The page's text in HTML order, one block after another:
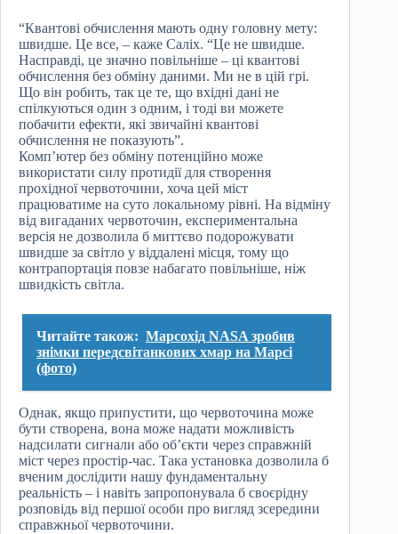
“Квантові обчислення мають одну головну мету:
швидше. Це все, – каже Саліх. “Це не швидше.
Насправді, це значно повільніше – ці квантові
обчислення без обміну даними. Ми не в цій грі.
Що він робить, так це те, що вхідні дані не
спілкуються один з одним, і тоді ви можете
побачити ефекти, які звичайні квантові
обчислення не показують”.
Комп’ютер без обміну потенційно може
використати силу протидії для створення
прохідної червоточини, хоча цей міст
працюватиме на суто локальному рівні. На відміну
від вигаданих червоточин, експериментальна
версія не дозволила б миттєво подорожувати
швидше за світло у віддалені місця, тому що
контрапортація повзе набагато повільніше, ніж
швидкість світла.
Читайте також: Марсохід NASA зробив
знімки передсвітанкових хмар на Марсі
(фото)
Однак, якщо припустити, що червоточина може
бути створена, вона може надати можливість
надсилати сигнали або об’єкти через справжній
міст через простір-час. Така установка дозволила б
вченим дослідити нашу фундаментальну
реальність – і навіть запропонувала б своєрідну
розповідь від першої особи про вигляд зсередини
справжньої червоточини.